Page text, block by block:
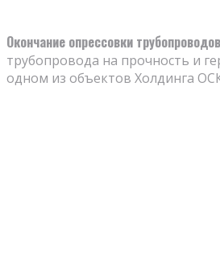
Окончание опрессовки
трубопровода на прочность и
одном из объектов Холдинга